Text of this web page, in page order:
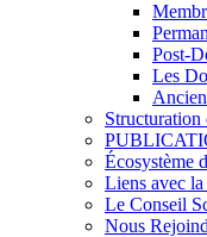
Post-
Les
Structuration
Écosystème
Liens avec
Le Conseil
Nous